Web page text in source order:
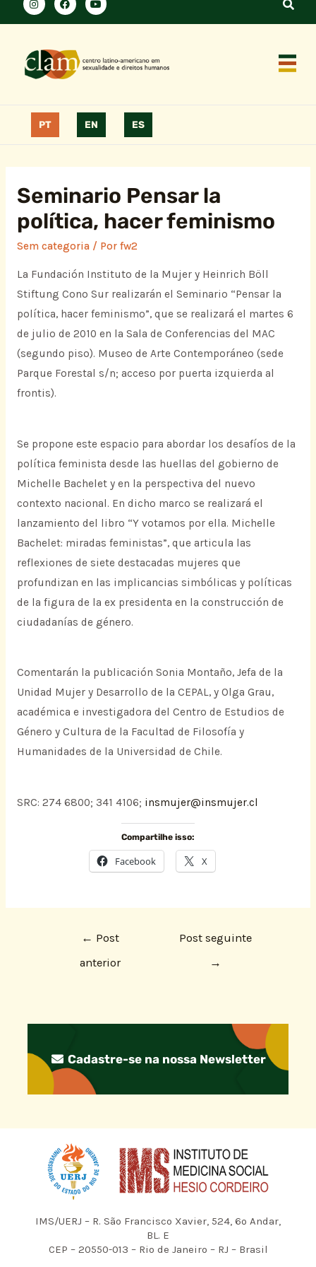
PT EN ES
Seminario Pensar la
política, hacer feminismo
Sem categoria/ Por fw2
La Fundación Instituto de la Mujer y Heinrich Böll
Stiftung Cono Sur realizarán el Seminario “Pensar la
política, hacer feminismo”, que se realizará el martes 6
de julio de 2010 en la Sala de Conferencias del MAC
(segundo piso). Museo de Arte Contemporáneo (sede
Parque Forestal s/n; acceso por puerta izquierda al
frontis).
Se propone este espacio para abordar los desafíos de la
política feminista desde las huellas del gobierno de
Michelle Bachelet y en la perspectiva del nuevo
contexto nacional. En dicho marco se realizará el
lanzamiento del libro “Y votamos por ella. Michelle
Bachelet: miradas feministas”, que articula las
reflexiones de siete destacadas mujeres que
profundizan en las implicancias simbólicas y políticas
de la figura de la ex presidenta en la construcción de
ciudadanías de género.
Comentarán la publicación Sonia Montaño, Jefa de la
Unidad Mujer y Desarrollo de la CEPAL, y Olga Grau,
académica e investigadora del Centro de Estudios de
Género y Cultura de la Facultad de Filosofía y
Humanidades de la Universidad de Chile.
SRC: 274 6800; 341 4106; insmujer@insmujer.cl
Compartilhe isso:
Facebook X
← Post
anterior
Post seguinte
→
Cadastre-se na nossa Newsletter
IMS/UERJ – R. São Francisco Xavier, 524, 6º Andar,
BL. E
CEP – 20550-013 – Rio de Janeiro – RJ – Brasil